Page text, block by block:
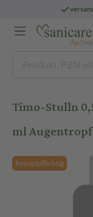
Timo-Stulln
ml
Rezeptpflichtig